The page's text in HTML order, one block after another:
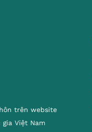
trên website
Việt Nam